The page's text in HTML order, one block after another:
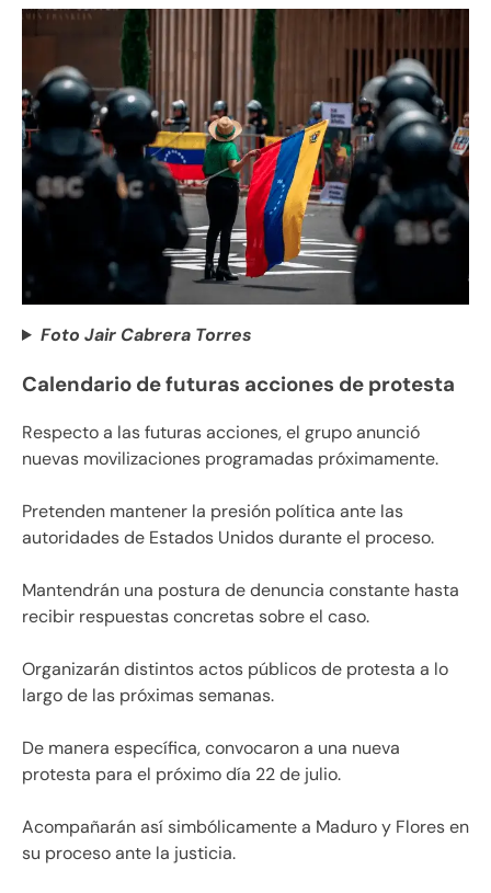
Foto Jair Cabrera Torres
Calendario de futuras acciones de protesta
Respecto a las futuras acciones, el grupo anunció
nuevas movilizaciones programadas próximamente.
Pretenden mantener la presión política ante las
autoridades de Estados Unidos durante el proceso.
Mantendrán una postura de denuncia constante hasta
recibir respuestas concretas sobre el caso.
Organizarán distintos actos públicos de protesta a lo
largo de las próximas semanas.
De manera específica, convocaron a una nueva
protesta para el próximo día 22 de julio.
Acompañarán así simbólicamente a Maduro y Flores en
su proceso ante la justicia.